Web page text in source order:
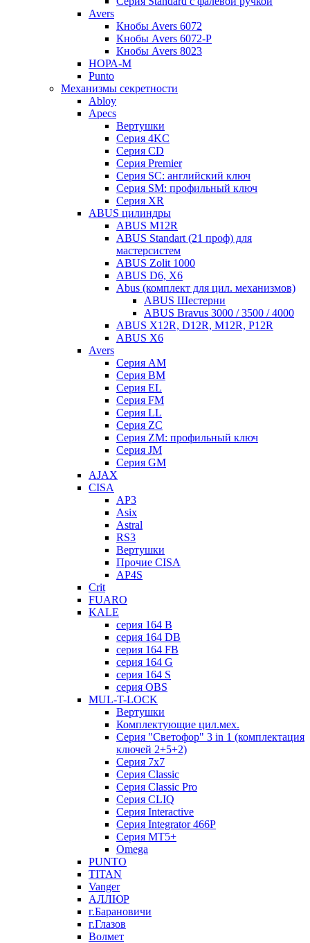
Avers
Кнобы Avers 6072
Кнобы Avers 6072-P
Кнобы Avers 8023
НОРА-М
Punto
Механизмы секретности
Abloy
Apecs
Вертушки
Серия 4KC
Серия CD
Серия Premier
Серия SC: английский ключ
Серия SM: профильный ключ
Серия XR
ABUS цилиндры
ABUS M12R
ABUS Standart (21 проф) для
мастерсистем
ABUS Zolit 1000
ABUS D6, X6
Abus (комплект для цил. механизмов)
ABUS Шестерни
ABUS Bravus 3000 / 3500 / 4000
ABUS X12R, D12R, M12R, P12R
ABUS X6
Avers
Серия AM
Серия BM
Серия EL
Серия FM
Серия LL
Серия ZC
Серия ZM: профильный ключ
Серия JM
Серия GM
AJAX
CISA
AP3
Asix
Astral
RS3
Вертушки
Прочие CISA
AP4S
Crit
FUARO
KALE
серия 164 B
серия 164 DB
серия 164 FB
серия 164 G
серия 164 S
серия OBS
MUL-T-LOCK
Вертушки
Комплектующие цил.мех.
Серия "Светофор" 3 in 1 (комплектация
ключей 2+5+2)
Серия 7х7
Серия Classic
Серия Classic Pro
Серия CLIQ
Серия Interactive
Серия Integrator 466P
Серия MT5+
Omega
PUNTO
TITAN
Vanger
АЛЛЮР
г.Барановичи
г.Глазов
Волмет